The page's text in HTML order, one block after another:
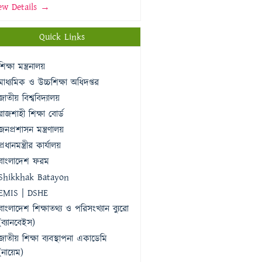
Details →
Quick Links
মন্ত্রনালয়
ও উচ্চশিক্ষা অধিদপ্তর
বিশ্ববিদ্যালয়
শিক্ষা বোর্ড
মন্ত্রণালয়
কার্যালয়
ফরম
Batayon
| DSHE
শিক্ষাতথ্য ও পরিসংখ্যান ব্যুরো
শিক্ষা ব্যবস্থাপনা একাডেমি